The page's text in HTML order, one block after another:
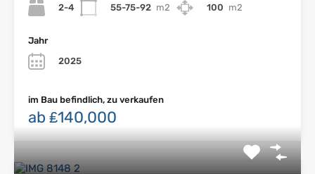
2-4
55-75-92 m2
100 m2
Jahr
2025
im Bau befindlich, zu verkaufen
ab ₤140,000